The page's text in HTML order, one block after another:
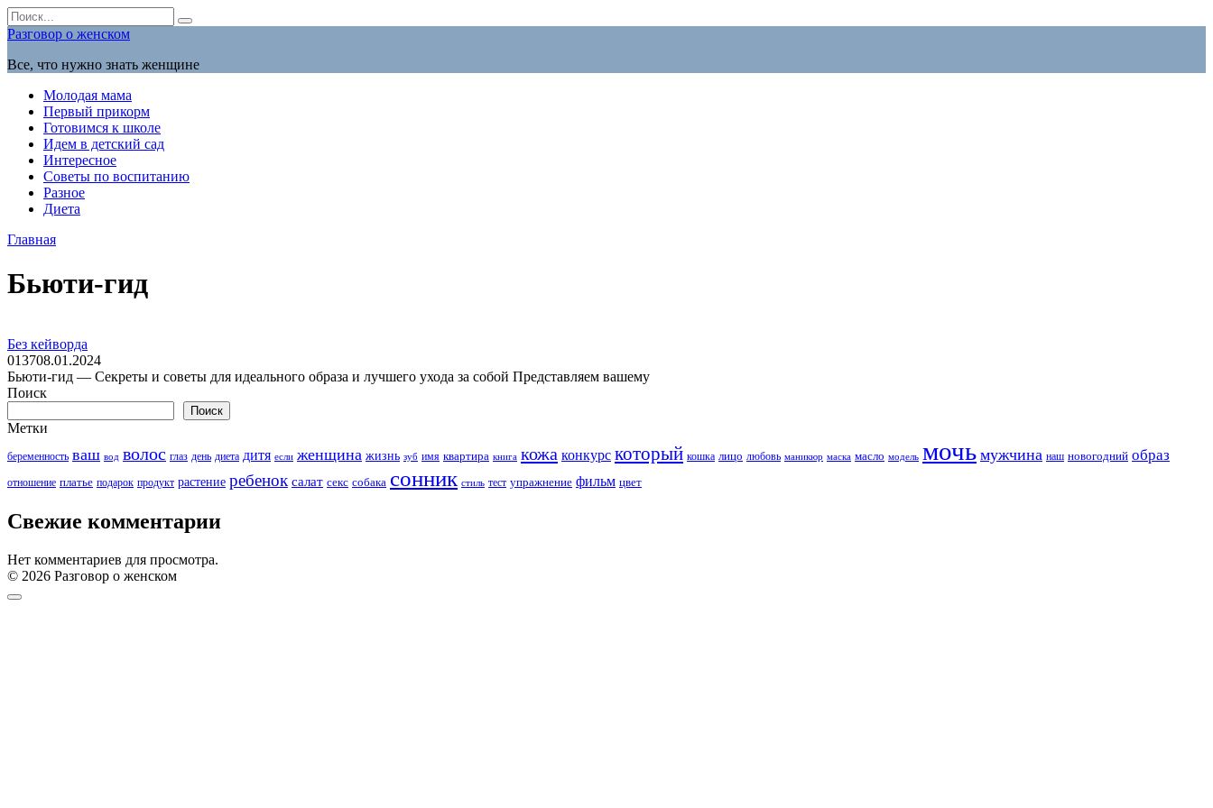
Перейти
к
содержанию
Search
for:
Разговор о женском
Все, что нужно знать женщине
Молодая мама
Первый прикорм
Готовимся к школе
Идем в детский сад
Интересное
Советы по воспитанию
Разное
Диета
Главная
Бьюти-гид
Без кейворда
013708.01.2024
Бьюти-гид — Секреты и советы для идеального образа и лучшего ухода за собой Представляем вашему
Поиск
Поиск
Метки
беременность ваш вод волос глаз день диета дитя если женщина жизнь зуб имя квартира книга кожа конкурс который кошка лицо любовь маникюр маска масло модель мочь мужчина наш новогодний образ
отношение платье подарок продукт растение ребенок салат секс собака сонник стиль тест упражнение фильм цвет
Свежие комментарии
Нет комментариев для просмотра.
© 2026 Разговор о женском